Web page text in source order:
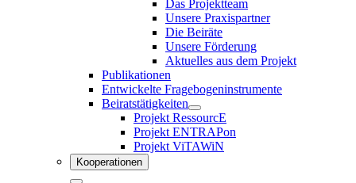
Das Projektteam
Unsere Praxispartner
Die Beiräte
Unsere Förderung
Aktuelles aus dem Projekt
Publikationen
Entwickelte Fragebogeninstrumente
Beiratstätigkeiten
Projekt RessourcE
Projekt ENTRAPon
Projekt ViTAWiN
Kooperationen